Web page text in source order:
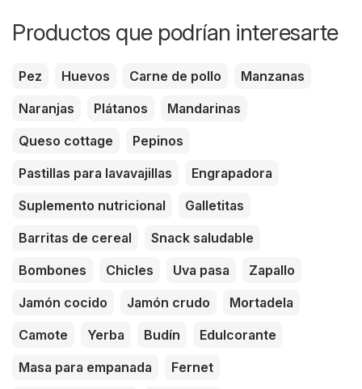
Productos que podrían interesarte
Pez Huevos Carne de pollo
Manzanas
Naranjas
Plátanos
Mandarinas
Queso cottage
Pepinos
Pastillas para lavavajillas
Engrapadora
Suplemento nutricional
Galletitas
Barritas de cereal
Snack saludable
Bombones
Chicles Uva pasa
Zapallo
Jamón cocido
Jamón crudo
Mortadela
Camote
Yerba Budín
Edulcorante
Masa para empanada
Fernet